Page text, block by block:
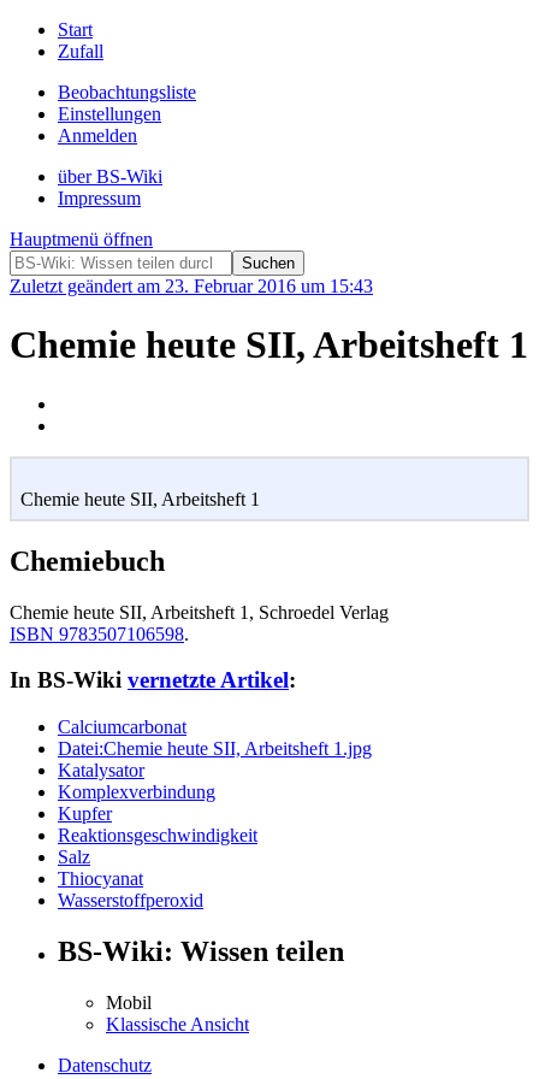
Start
Zufall
Beobachtungsliste
Einstellungen
Anmelden
über BS-Wiki
Impressum
Hauptmenü öffnen
Zuletzt geändert am 23. Februar 2016 um 15:43
Chemie heute SII, Arbeitsheft 1
Chemie heute SII, Arbeitsheft 1
Chemiebuch
Chemie heute SII, Arbeitsheft 1 , Schroedel Verlag
ISBN 9783507106598.
In BS-Wiki vernetzte Artikel:
Calciumcarbonat
Datei:Chemie heute SII, Arbeitsheft 1.jpg
Katalysator
Komplexverbindung
Kupfer
Reaktionsgeschwindigkeit
Salz
Thiocyanat
Wasserstoffperoxid
BS-Wiki: Wissen teilen
Mobil
Klassische Ansicht
Datenschutz